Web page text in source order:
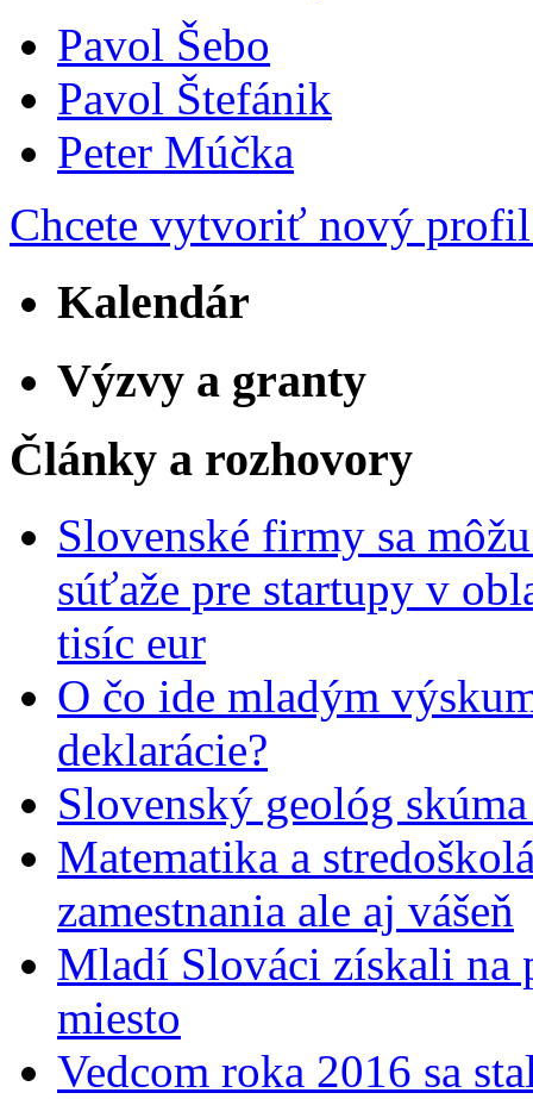
Pavol Šebo
Pavol Štefánik
Peter Múčka
Chcete vytvoriť nový
Kalendár
Výzvy a granty
Články a rozhovory
Slovenské firmy sa
súťaže pre startupy v
tisíc eur
O čo ide mladým
deklarácie?
Slovenský geológ
Matematika a
zamestnania ale aj vášeň
Mladí Slováci získali na
miesto
Vedcom roka 2016 sa